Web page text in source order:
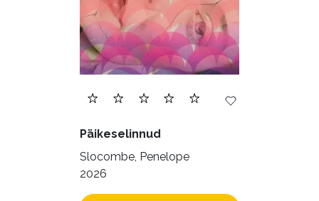
Päikeselinnud
Slocombe, Penelope
2026